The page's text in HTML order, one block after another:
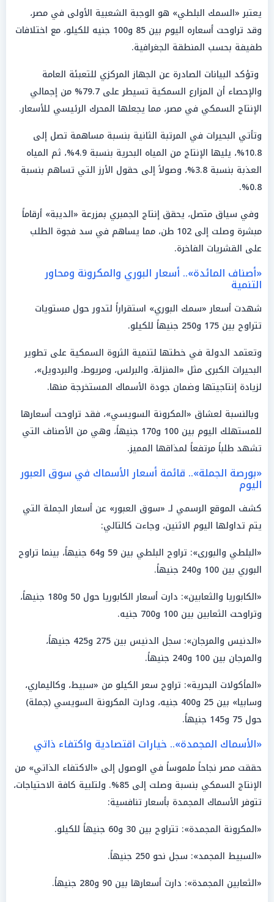
يعتبر «السمك البلطي» هو الوجبة الشعبية الأولى في مصر،
وقد تراوحت أسعاره اليوم بين 85 و100 جنيه للكيلو، مع اختلافات
طفيفة بحسب المنطقة الجغرافية.
وتؤكد البيانات الصادرة عن الجهاز المركزي للتعبئة العامة
والإحصاء أن المزارع السمكية تسيطر على 79.7% من إجمالي
الإنتاج السمكي في مصر، مما يجعلها المحرك الرئيسي للأسعار.
وتأتي البحيرات في المرتبة الثانية بنسبة مساهمة تصل إلى
10.8%، يليها الإنتاج من المياه البحرية بنسبة 4.9%، ثم المياه
العذبة بنسبة 3.8%، وصولاً إلى حقول الأرز التي تساهم بنسبة
0.8%.
وفي سياق متصل، يحقق إنتاج الجمبري بمزرعة «الديبة» أرقاماً
مبشرة وصلت إلى 102 طن، مما يساهم في سد فجوة الطلب
على القشريات الفاخرة.
«أصناف المائدة».. أسعار البوري والمكرونة ومحاور
التنمية
شهدت أسعار «سمك البوري» استقراراً لتدور حول مستويات
تتراوح بين 175 و250 جنيهاً للكيلو.
وتعتمد الدولة في خطتها لتنمية الثروة السمكية على تطوير
البحيرات الكبرى مثل «المنزلة، والبرلس، ومريوط، والبردويل»،
لزيادة إنتاجيتها وضمان جودة الأسماك المستخرجة منها.
وبالنسبة لعشاق «المكرونة السويسي»، فقد تراوحت أسعارها
للمستهلك اليوم بين 100 و170 جنيهاً، وهي من الأصناف التي
تشهد طلباً مرتفعاً لمذاقها المميز.
«بورصة الجملة».. قائمة أسعار الأسماك في سوق العبور
اليوم
كشف الموقع الرسمي لـ «سوق العبور» عن أسعار الجملة التي
يتم تداولها اليوم الاثنين، وجاءت كالتالي:
«البلطي والبورى»: تراوح البلطي بين 59 و64 جنيهاً، بينما تراوح
البوري بين 100 و240 جنيهاً.
«الكابوريا والثعابين»: دارت أسعار الكابوريا حول 50 و180 جنيهاً،
وتراوحت الثعابين بين 100 و700 جنيه.
«الدنيس والمرجان»: سجل الدنيس بين 275 و425 جنيهاً،
والمرجان بين 100 و240 جنيهاً.
«المأكولات البحرية»: تراوح سعر الكيلو من «سبيط، وكاليماري،
وسابيا» بين 25 و400 جنيه، ودارت المكرونة السويسي (جملة)
حول 75 و145 جنيهاً.
«الأسماك المجمدة».. خيارات اقتصادية واكتفاء ذاتي
حققت مصر نجاحاً ملموساً في الوصول إلى «الاكتفاء الذاتي» من
الإنتاج السمكي بنسبة وصلت إلى 85%. ولتلبية كافة الاحتياجات،
تتوفر الأسماك المجمدة بأسعار تنافسية:
«المكرونة المجمدة»: تتراوح بين 30 و60 جنيهاً للكيلو.
«السبيط المجمد»: سجل نحو 250 جنيهاً.
«الثعابين المجمدة»: دارت أسعارها بين 90 و280 جنيهاً.